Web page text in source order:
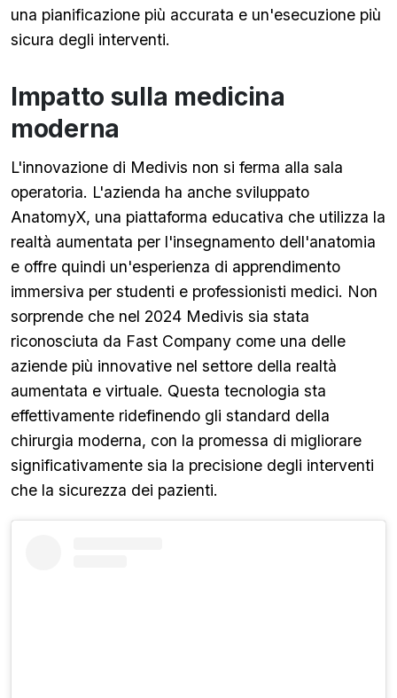
una pianificazione più accurata e un'esecuzione più
sicura degli interventi.
Impatto sulla medicina
moderna
L'innovazione di Medivis non si ferma alla sala
operatoria. L'azienda ha anche sviluppato
AnatomyX, una piattaforma educativa che utilizza la
realtà aumentata per l'insegnamento dell'anatomia
e offre quindi un'esperienza di apprendimento
immersiva per studenti e professionisti medici. Non
sorprende che nel 2024 Medivis sia stata
riconosciuta da Fast Company come una delle
aziende più innovative nel settore della realtà
aumentata e virtuale. Questa tecnologia sta
effettivamente ridefinendo gli standard della
chirurgia moderna, con la promessa di migliorare
significativamente sia la precisione degli interventi
che la sicurezza dei pazienti.